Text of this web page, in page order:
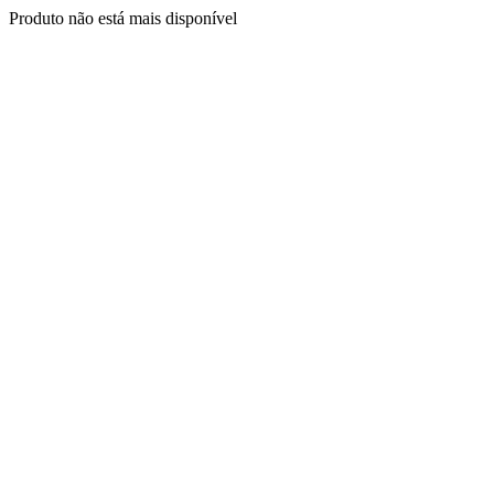
Produto não está mais disponível